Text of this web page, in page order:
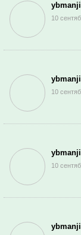
10
10
10